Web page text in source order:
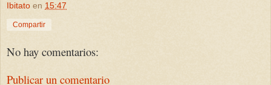
Ibitato en 15:47
Compartir
No hay comentarios:
Publicar un comentario